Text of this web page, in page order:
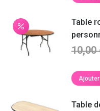
Table
10,00
Table